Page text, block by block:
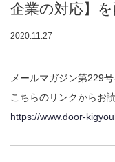
企業の対応】
2020.11.27
メールマガジン第229号
こちらのリンクからお
https://www.door-